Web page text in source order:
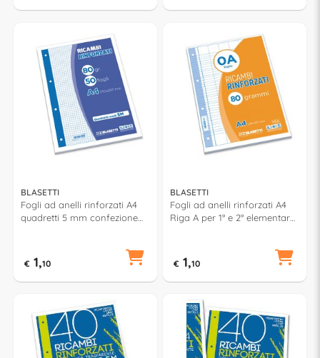
BLASETTI
Fogli ad anelli rinforzati A4
quadretti 5 mm confezione
€ 1,10
BLASETTI
Fogli ad anelli rinforzati A4
Riga A per 1° e 2° elementare
€ 1,10